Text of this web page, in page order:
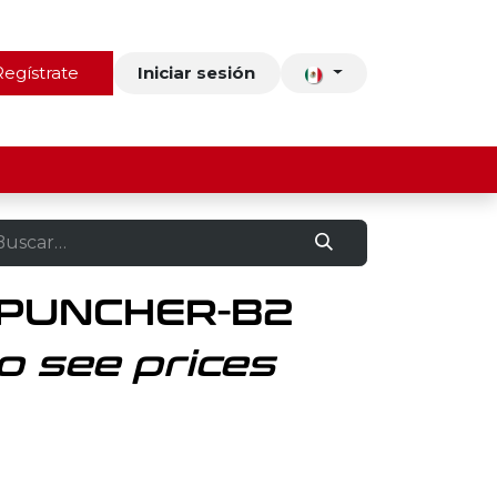
Contacto Iniciar sesión
B2
see prices